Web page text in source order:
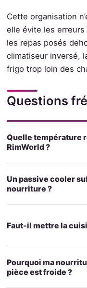
Cette organisation
elle évite les
les repas posés
climatiseur inversé,
frigo trop loin des
Questions
Quelle température
RimWorld ?
Un passive cooler
nourriture ?
Faut-il mettre la
Pourquoi ma
pièce est froide ?